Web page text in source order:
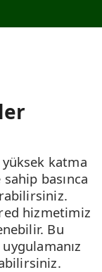
katma
basınca
hizmetimiz
Bu